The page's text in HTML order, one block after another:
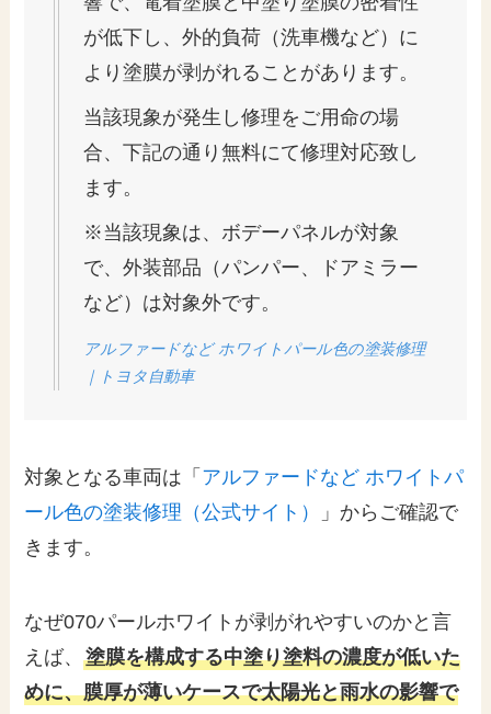
が低下し、外的負荷（洗車機など）に
より塗膜が剥がれることがあります。
当該現象が発生し修理をご用命の場
合、下記の通り無料にて修理対応致し
ます。
※当該現象は、ボデーパネルが対象
で、外装部品（パンパー、ドアミラー
など）は対象外です。
アルファードなど ホワイトパール色の塗装修理
｜トヨタ自動車
対象となる車両は「 アルファードなど ホワイトパ
ール色の塗装修理（公式サイト）
」からご確認で
きます。
なぜ070パールホワイトが剥がれやすいのかと言
えば、塗膜を構成する中塗り塗料の濃度が低いた
めに、膜厚が薄いケースで太陽光と雨水の影響で